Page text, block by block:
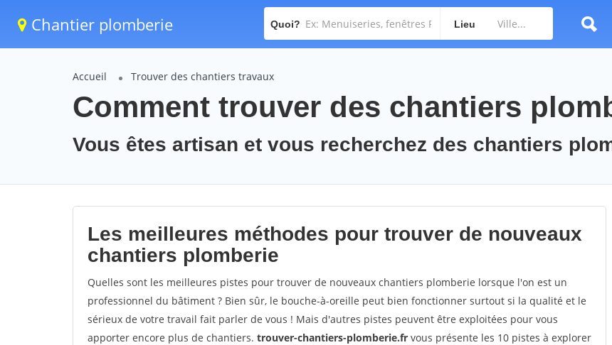
Chantier plomberie Quoi? Lieu
Accueil Trouver des chantiers travaux
Comment trouver des chantiers
Vous êtes artisan et vous recherchez des chantiers
Les meilleures méthodes pour trouver de nouveaux
chantiers plomberie
Quelles sont les meilleures pistes pour trouver de nouveaux chantiers plomberie lorsque l'on est un
professionnel du bâtiment ? Bien sûr, le bouche-à-oreille peut bien fonctionner surtout si la qualité et le
sérieux de votre travail fait parler de vous ! Mais d'autres pistes peuvent être exploitées pour vous
apporter encore plus de chantiers. trouver-chantiers-plomberie.fr vous présente les 10 pistes à explorer